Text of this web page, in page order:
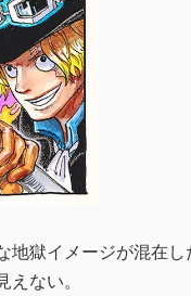
獄イメージが混在し
ない。